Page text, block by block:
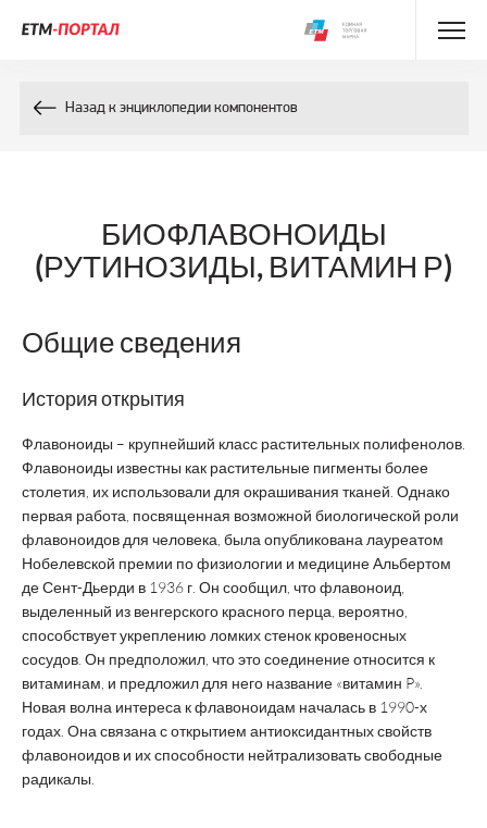
Назад к энциклопедии компонентов
БИОФЛАВОНОИДЫ
(РУТИНОЗИДЫ, ВИТАМИН Р)
Общие сведения
История открытия
Флавоноиды – крупнейший класс растительных полифенолов.
Флавоноиды известны как растительные пигменты более
столетия, их использовали для окрашивания тканей. Однако
первая работа, посвященная возможной биологической роли
флавоноидов для человека, была опубликована лауреатом
Нобелевской премии по физиологии и медицине Альбертом
де Сент-Дьерди в 1936 г. Он сообщил, что флавоноид,
выделенный из венгерского красного перца, вероятно,
способствует укреплению ломких стенок кровеносных
сосудов. Он предположил, что это соединение относится к
витаминам, и предложил для него название «витамин P».
Новая волна интереса к флавоноидам началась в 1990-х
годах. Она связана с открытием антиоксидантных свойств
флавоноидов и их способности нейтрализовать свободные
радикалы.